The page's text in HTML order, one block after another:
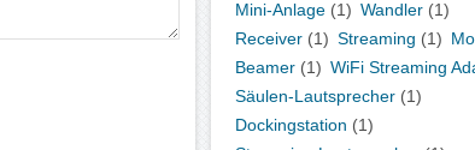
Mini-Anlage (1) Wandler (1)
Receiver (1) Streaming (1)
Beamer (1) WiFi Streaming
Säulen-Lautsprecher (1)
Dockingstation (1)